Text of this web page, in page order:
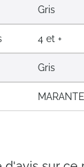
Gris
4 et +
Gris